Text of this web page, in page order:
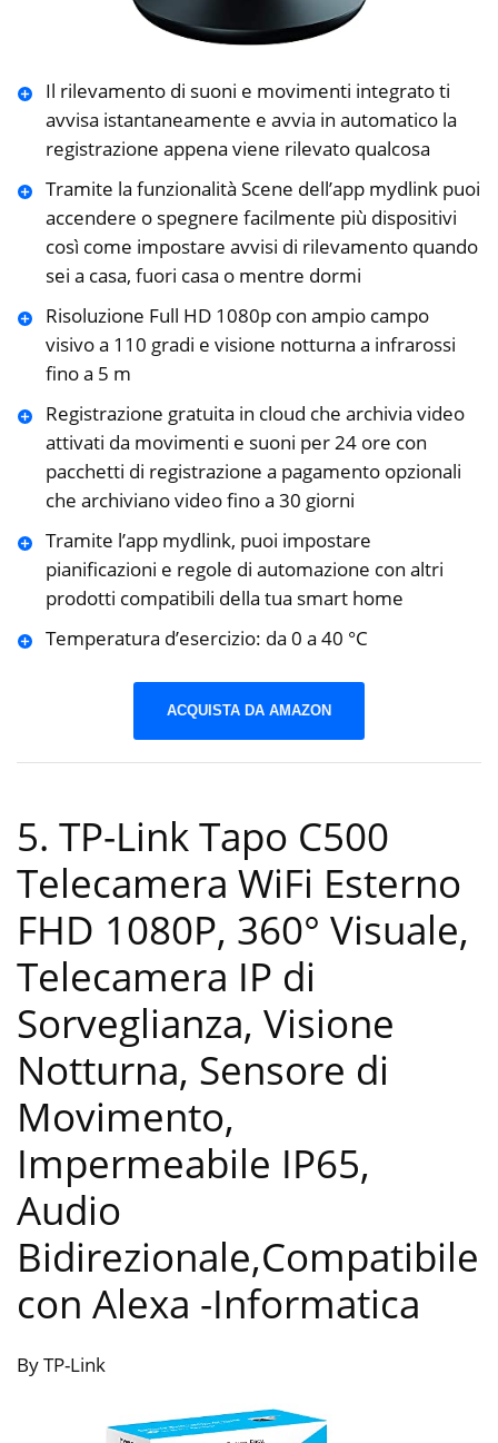
Il rilevamento di suoni e movimenti integrato ti
avvisa istantaneamente e avvia in automatico la
registrazione appena viene rilevato qualcosa
Tramite la funzionalità Scene dell’app mydlink puoi
accendere o spegnere facilmente più dispositivi
così come impostare avvisi di rilevamento quando
sei a casa, fuori casa o mentre dormi
Risoluzione Full HD 1080p con ampio campo
visivo a 110 gradi e visione notturna a infrarossi
fino a 5 m
Registrazione gratuita in cloud che archivia video
attivati ​​da movimenti e suoni per 24 ore con
pacchetti di registrazione a pagamento opzionali
che archiviano video fino a 30 giorni
Tramite l’app mydlink, puoi impostare
pianificazioni e regole di automazione con altri
prodotti compatibili della tua smart home
Temperatura d’esercizio: da 0 a 40 °C
ACQUISTA DA AMAZON
5. TP-Link Tapo C500
Telecamera WiFi Esterno
FHD 1080P, 360° Visuale,
Telecamera IP di
Sorveglianza, Visione
Notturna, Sensore di
Movimento,
Impermeabile IP65,
Audio
Bidirezionale,Compatibile
con Alexa -Informatica
By TP-Link